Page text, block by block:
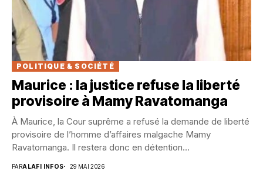
POLITIQUE & SOCIÉTÉ
Maurice : la justice refuse la liberté
provisoire à Mamy Ravatomanga
À Maurice, la Cour suprême a refusé la demande de liberté
provisoire de l’homme d’affaires malgache Mamy
Ravatomanga. Il restera donc en détention...
PARALAFI INFOS 29 MAI 2026